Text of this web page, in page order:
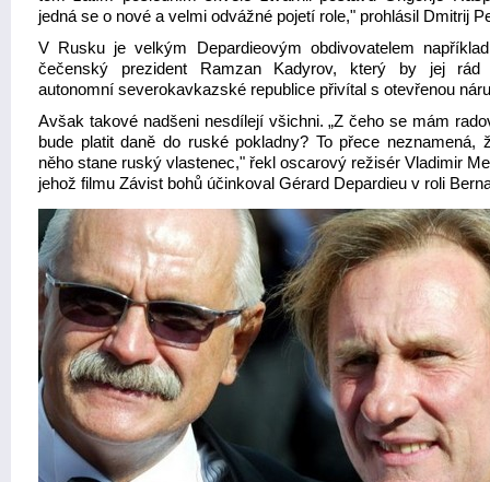
jedná se o nové a velmi odvážné pojetí role," prohlásil Dmitrij
V Rusku je velkým Depardieovým obdivovatelem
čečenský prezident Ramzan Kadyrov, který by jej
autonomní severokavkazské republice přivítal s otevřenou
Avšak takové nadšeni nesdílejí všichni. „Z čeho se mám
bude platit daně do ruské pokladny? To přece neznamená,
něho stane ruský vlastenec," řekl oscarový režisér Vladimir
jehož filmu Závist bohů účinkoval Gérard Depardieu v roli